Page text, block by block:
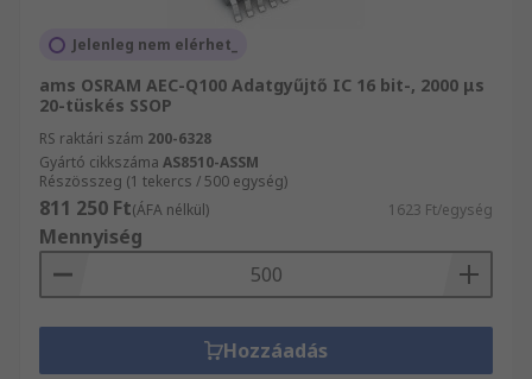
Jelenleg nem elérhet_
ams OSRAM AEC-Q100 Adatgyűjtő IC 16 bit-, 2000 μs
20-tüskés SSOP
RS raktári szám 200-6328
Gyártó cikkszáma AS8510-ASSM
Részösszeg (1 tekercs / 500 egység)
811 250 Ft(ÁFA nélkül) 1623 Ft/egység
Mennyiség
Hozzáadás